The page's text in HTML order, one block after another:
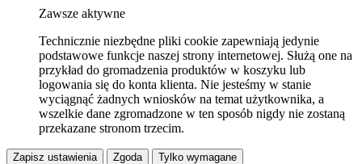
Zawsze aktywne
Technicznie niezbędne pliki cookie zapewniają jedynie
podstawowe funkcje naszej strony internetowej. Służą one na
przykład do gromadzenia produktów w koszyku lub
logowania się do konta klienta. Nie jesteśmy w stanie
wyciągnąć żadnych wniosków na temat użytkownika, a
wszelkie dane zgromadzone w ten sposób nigdy nie zostaną
przekazane stronom trzecim.
Zapisz ustawienia Zgoda Tylko wymagane